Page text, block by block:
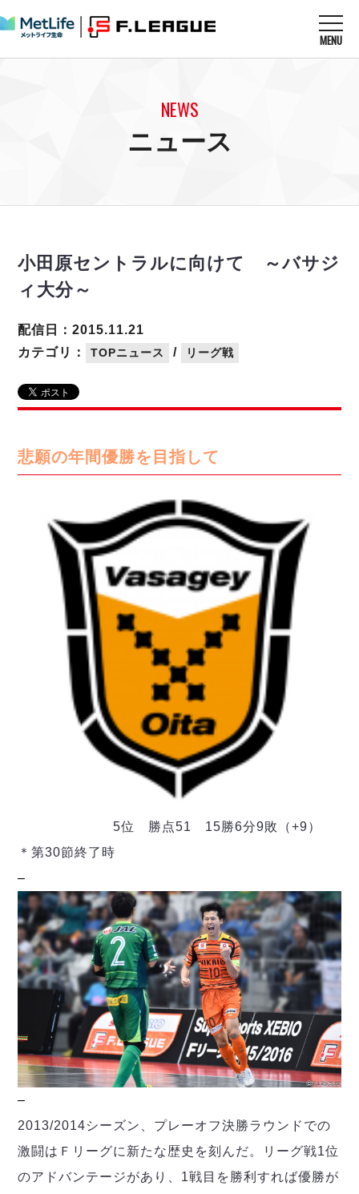
MENU
U-23選抜
メディア情報
フットサル日本代表
戦績表
警告・退場・出場停止選手
個人ランキング｜ゴール
個人ランキング｜シュート
個人ランキング｜シュート成功率
メットライフ生命Ｆ２リーグ
試合日程
順位表
警告・退場・出場停止選手
個人ランキング｜ゴール
個人ランキング｜シュート
個人ランキング｜シュート成功率
個人ランキング｜第2PK
メットライフ生命Ｆリーグカップ 2026
試合日程・結果
アリーナ情報
チケット情報
エスポラーダ北海道
バルドラール浦安
しながわシティ
立川アスレティックFC
ペスカドーラ町田
湘南ベルマーレ
名古屋オーシャンズ
シュライカー大阪
メットライフ生命Ｆ２リーグ
ヴォスクオーレ仙台
マルバ水戸FC
リガーレヴィア葛飾
Y．S．C．C．横浜
ヴィンセドール白山
アグレミーナ浜松
デウソン神戸
ポルセイド浜田
ミラクルスマイル新居浜
アリーナ情報
リーグ概要 ABOUT US
リーグ概要
日本フットサルリーグについて
大会概要
クラブライセンス関連
アリーナ観戦マナー&ルール
過去の記録 ARCHIVE
過去の試合記録
ディビジョン1 試合記録
ディビジョン2 試合記録
Ｆリーグカップ 試合記録
リーグ統計データ
記念ゴール
ハットトリック
担当審判員
選手の通算記録（Ｆ１）
エスポラーダ北海道
バルドラール浦安
しながわシティ
立川アスレティックFC
湘南ベルマーレ
ボアルース長野
名古屋オーシャンズ
シュライカー大阪
ボルクバレット北九州
バサジィ大分
選手の通算記録（Ｆ２）
ヴォスクオーレ仙台
リガーレヴィア葛飾
Y．S．C．C．横浜
ヴィンセドール白山
プロジェクト PROJECT
ABeam AWARD
DIVISION 02
FOLLOW US!
NEWS
ニュース
小田原セントラルに向けて ～バサジ
ィ大分～
カテゴリ： TOPニュース / リーグ戦
配信日：2015.11.21
悲願の年間優勝を目指して
5位 勝点51 15勝6分9敗（+9）
＊第30節終了時
–
–
2013/2014シーズン、プレーオフ決勝ラウンドでの
激闘はＦリーグに新たな歴史を刻んだ。リーグ戦1位
のアドバンテージがあり、1戦目を勝利すれば優勝が